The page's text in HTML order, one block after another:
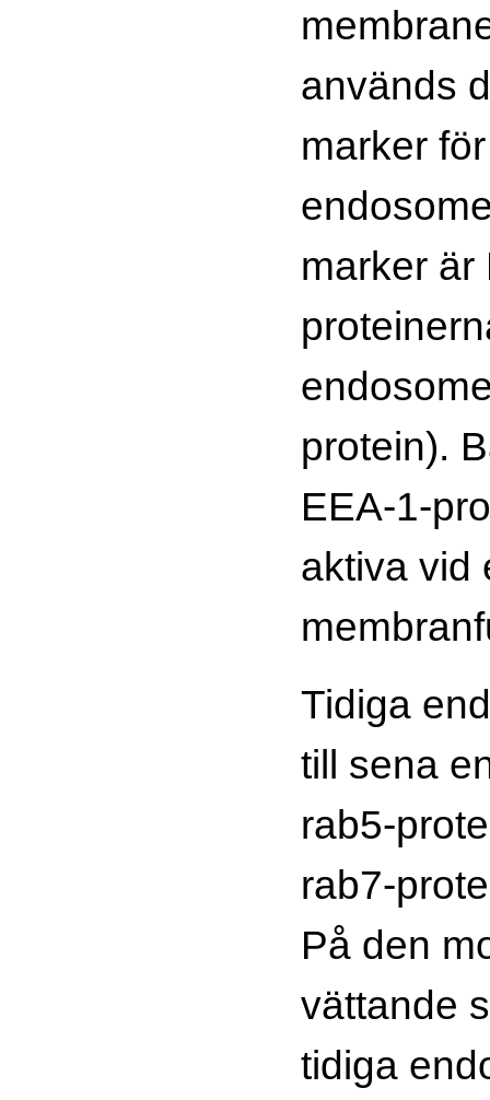
används
marker
marker är
protein).
EEA-1-
aktiva vid
Tidiga
till sena
rab5-
rab7-
På den
vättande
tidiga